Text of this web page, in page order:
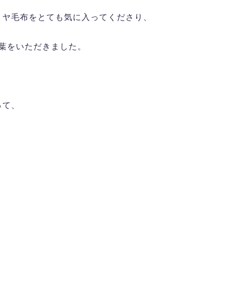
毛布をとても気に入ってくださり、
をいただきました。
、